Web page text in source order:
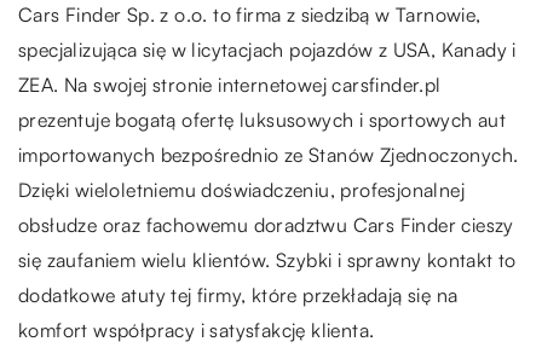
Cars Finder Sp. z o.o. to firma z siedzibą w Tarnowie,
specjalizująca się w licytacjach pojazdów z USA, Kanady i
ZEA. Na swojej stronie internetowej carsfinder.pl
prezentuje bogatą ofertę luksusowych i sportowych aut
importowanych bezpośrednio ze Stanów Zjednoczonych.
Dzięki wieloletniemu doświadczeniu, profesjonalnej
obsłudze oraz fachowemu doradztwu Cars Finder cieszy
się zaufaniem wielu klientów. Szybki i sprawny kontakt to
dodatkowe atuty tej firmy, które przekładają się na
komfort współpracy i satysfakcję klienta.